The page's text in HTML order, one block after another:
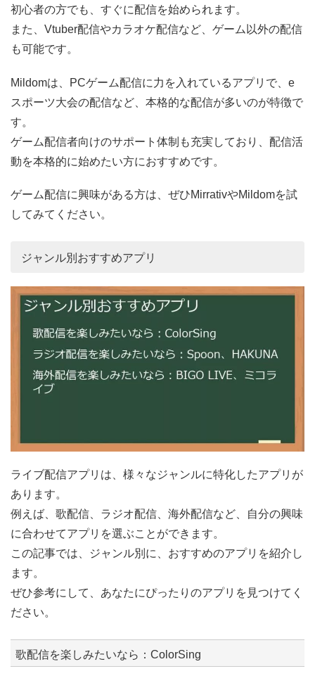
初心者の方でも、すぐに配信を始められます。
また、Vtuber配信やカラオケ配信など、ゲーム以外の配信
も可能です。
Mildomは、PCゲーム配信に力を入れているアプリで、e
スポーツ大会の配信など、本格的な配信が多いのが特徴で
す。
ゲーム配信者向けのサポート体制も充実しており、配信活
動を本格的に始めたい方におすすめです。
ゲーム配信に興味がある方は、ぜひMirrativやMildomを試
してみてください。
ジャンル別おすすめアプリ
ライブ配信アプリは、様々なジャンルに特化したアプリが
あります。
例えば、歌配信、ラジオ配信、海外配信など、自分の興味
に合わせてアプリを選ぶことができます。
この記事では、ジャンル別に、おすすめのアプリを紹介し
ます。
ぜひ参考にして、あなたにぴったりのアプリを見つけてく
ださい。
歌配信を楽しみたいなら：ColorSing